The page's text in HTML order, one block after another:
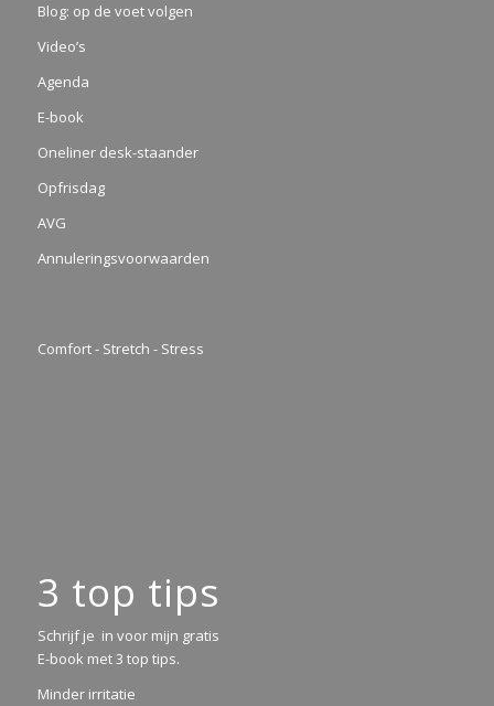
Blog: op de voet volgen
Video’s
Agenda
E-book
Oneliner desk-staander
Opfrisdag
AVG
Annuleringsvoorwaarden
Comfort - Stretch - Stress
3 top tips
Schrijf je in voor mijn gratis
E-book met 3 top tips.
Minder irritatie